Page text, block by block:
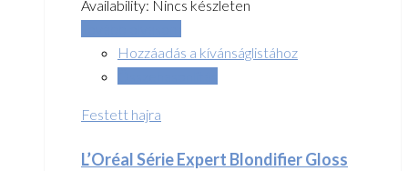
Availability: Nincs készleten
Hozzáadás a kívánságlistához
Festett hajra
L’Oréal Série Expert Blondifier Gloss